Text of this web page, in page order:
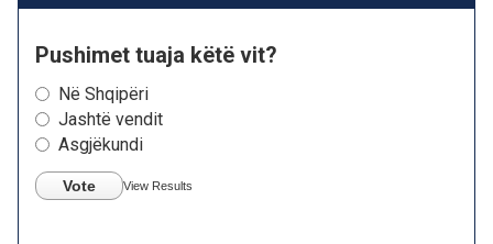
Pushimet tuaja këtë vit?
Në Shqipëri
Jashtë vendit
Asgjëkundi
Vote View Results